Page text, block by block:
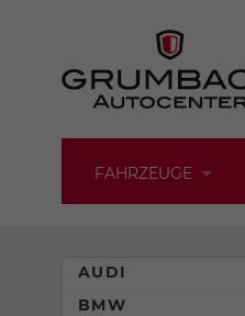
FAHRZEUGE
AUDI
BMW